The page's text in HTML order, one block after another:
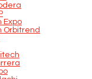
Expo
Orbitrend